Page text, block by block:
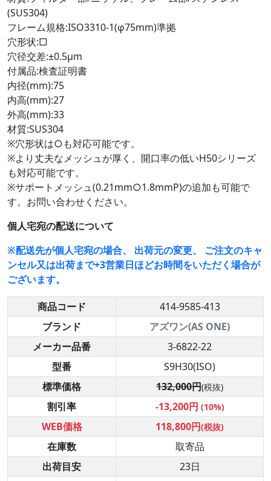
(SUS304)
フレーム規格:ISO3310-1(φ75mm)準拠
穴形状:□
穴径交差:±0.5μm
付属品:検査証明書
内径(mm):75
内高(mm):27
外高(mm):33
材質:SUS304
※穴形状は○も対応可能です。
※より丈夫なメッシュが厚く、開口率の低いH50シリーズ
も対応可能です。
※サポートメッシュ(0.21mm○1.8mmP)の追加も可能で
す。お問い合わせください。
個人宅宛の配送について
※配送先が個人宅宛の場合、 出荷元の変更、 ご注文のキャ
ンセル又は出荷まで+3営業日ほどお時間をいただく場合が
ございます。
商品コード
414-9585-413
ブランド
アズワン(AS ONE)
メーカー品番
3-6822-22
型番
S9H30(ISO)
標準価格
132,000円(税抜)
割引率 -13,200円 (10%)
WEB価格 118,800円(税抜)
在庫数
取寄品
出荷目安
23日